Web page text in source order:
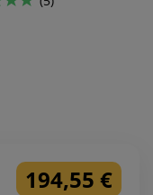
194,55 €